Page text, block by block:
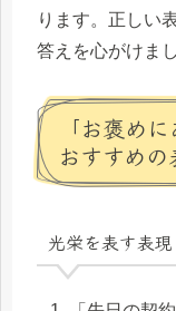
ります。正しい
答えを心がけま
「お褒め
おすすめ
光栄を表す表現